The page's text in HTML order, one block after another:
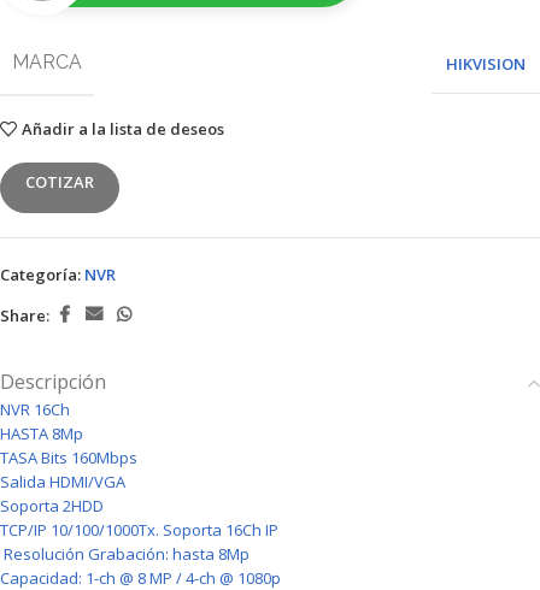
MARCA HIKVISION
Añadir a la lista de deseos
COTIZAR
Categoría: NVR
Share:
Descripción
NVR 16Ch
HASTA 8Mp
TASA Bits 160Mbps
Salida HDMI/VGA
Soporta 2HDD
TCP/IP 10/100/1000Tx. Soporta 16Ch IP
Resolución Grabación: hasta 8Mp
Capacidad: 1-ch @ 8 MP / 4-ch @ 1080p